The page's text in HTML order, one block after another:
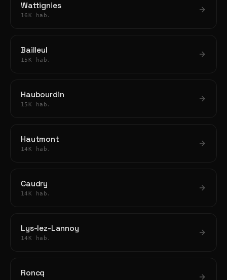
Wattignies
16K hab.
Bailleul
15K hab.
Haubourdin
15K hab.
Hautmont
14K hab.
Caudry
14K hab.
Lys-lez-Lannoy
14K hab.
Roncq